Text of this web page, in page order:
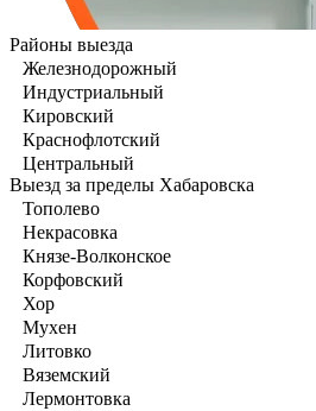
Районы выезда
Железнодорожный
Индустриальный
Кировский
Краснофлотский
Центральный
Выезд за пределы Хабаровска
Тополево
Некрасовка
Князе-Волконское
Корфовский
Хор
Мухен
Литовко
Вяземский
Лермонтовка